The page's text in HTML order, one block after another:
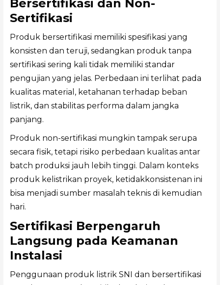
Bersertifikasi dan Non-
Sertifikasi
Produk bersertifikasi memiliki spesifikasi yang
konsisten dan teruji, sedangkan produk tanpa
sertifikasi sering kali tidak memiliki standar
pengujian yang jelas. Perbedaan ini terlihat pada
kualitas material, ketahanan terhadap beban
listrik, dan stabilitas performa dalam jangka
panjang.
Produk non-sertifikasi mungkin tampak serupa
secara fisik, tetapi risiko perbedaan kualitas antar
batch produksi jauh lebih tinggi. Dalam konteks
produk kelistrikan proyek, ketidakkonsistenan ini
bisa menjadi sumber masalah teknis di kemudian
hari.
Sertifikasi Berpengaruh
Langsung pada Keamanan
Instalasi
Penggunaan produk listrik SNI dan bersertifikasi